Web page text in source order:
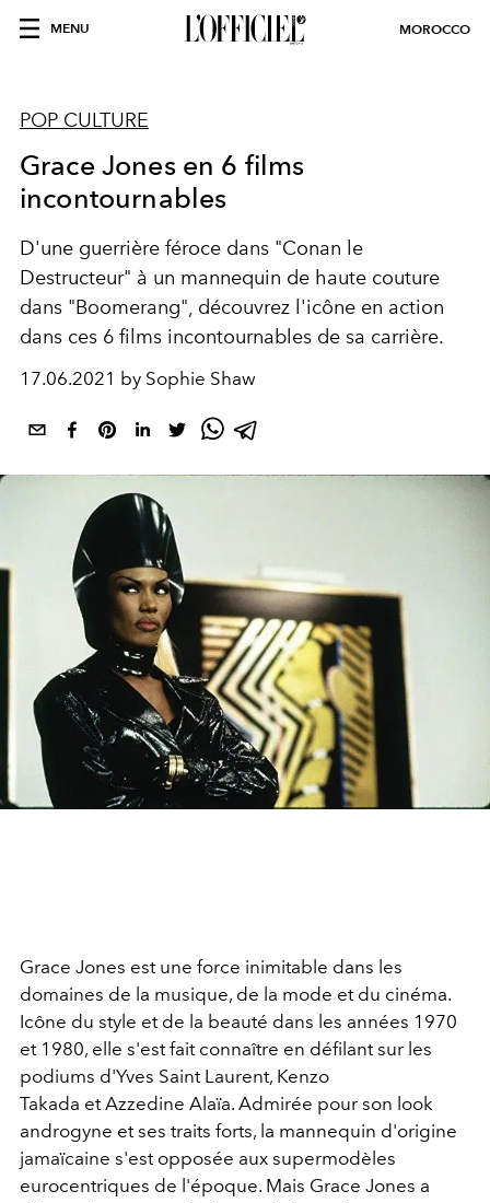
MENU MOROCCO
POP CULTURE
Grace Jones en 6 films
incontournables
D'une guerrière féroce dans "Conan le
Destructeur" à un mannequin de haute couture
dans "Boomerang", découvrez l'icône en action
dans ces 6 films incontournables de sa carrière.
17.06.2021 by Sophie Shaw
Grace Jones est une force inimitable dans les
domaines de la musique, de la mode et du cinéma.
Icône du style et de la beauté dans les années 1970
et 1980, elle s'est fait connaître en défilant sur les
podiums d'Yves Saint Laurent, Kenzo
Takada et Azzedine Alaïa. Admirée pour son look
androgyne et ses traits forts, la mannequin d'origine
jamaïcaine s'est opposée aux supermodèles
eurocentriques de l'époque. Mais Grace Jones a